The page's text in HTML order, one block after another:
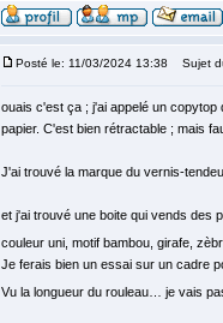
Posté le: 11/03/2024 13:38 Sujet
ouais c'est ça ; j'ai appelé un
papier. C'est bien rétractable ; mais
J'ai trouvé la marque du vernis-
et j'ai trouvé une boite qui vends des
couleur uni, motif bambou, girafe,
Je ferais bien un essai sur un cadre
Vu la longueur du rouleau… je vais